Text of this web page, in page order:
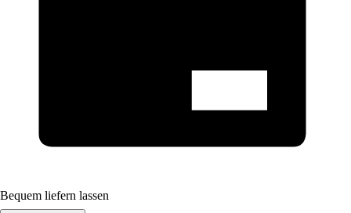
Bequem liefern lassen